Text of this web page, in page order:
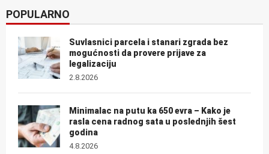
POPULARNO
Suvlasnici parcela i stanari zgrada bez
mogućnosti da provere prijave za
legalizaciju
2.8.2026
Minimalac na putu ka 650 evra – Kako je
rasla cena radnog sata u poslednjih šest
godina
4.8.2026